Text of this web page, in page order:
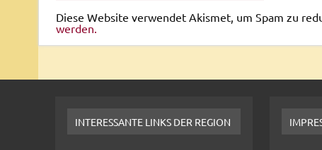
Diese Website verwendet Akismet, um Spam zu
werden.
INTERESSANTE LINKS DER REGION